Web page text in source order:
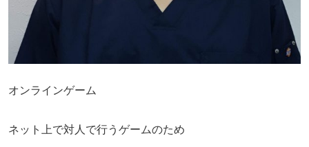
オンラインゲーム
ネット上で対人で行うゲームのため